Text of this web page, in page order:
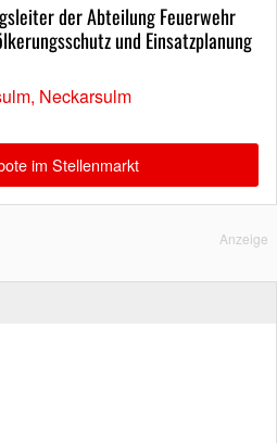
der Abteilung Feuerwehr
und Einsatzplanung
Neckarsulm
im Stellenmarkt
Anzeige